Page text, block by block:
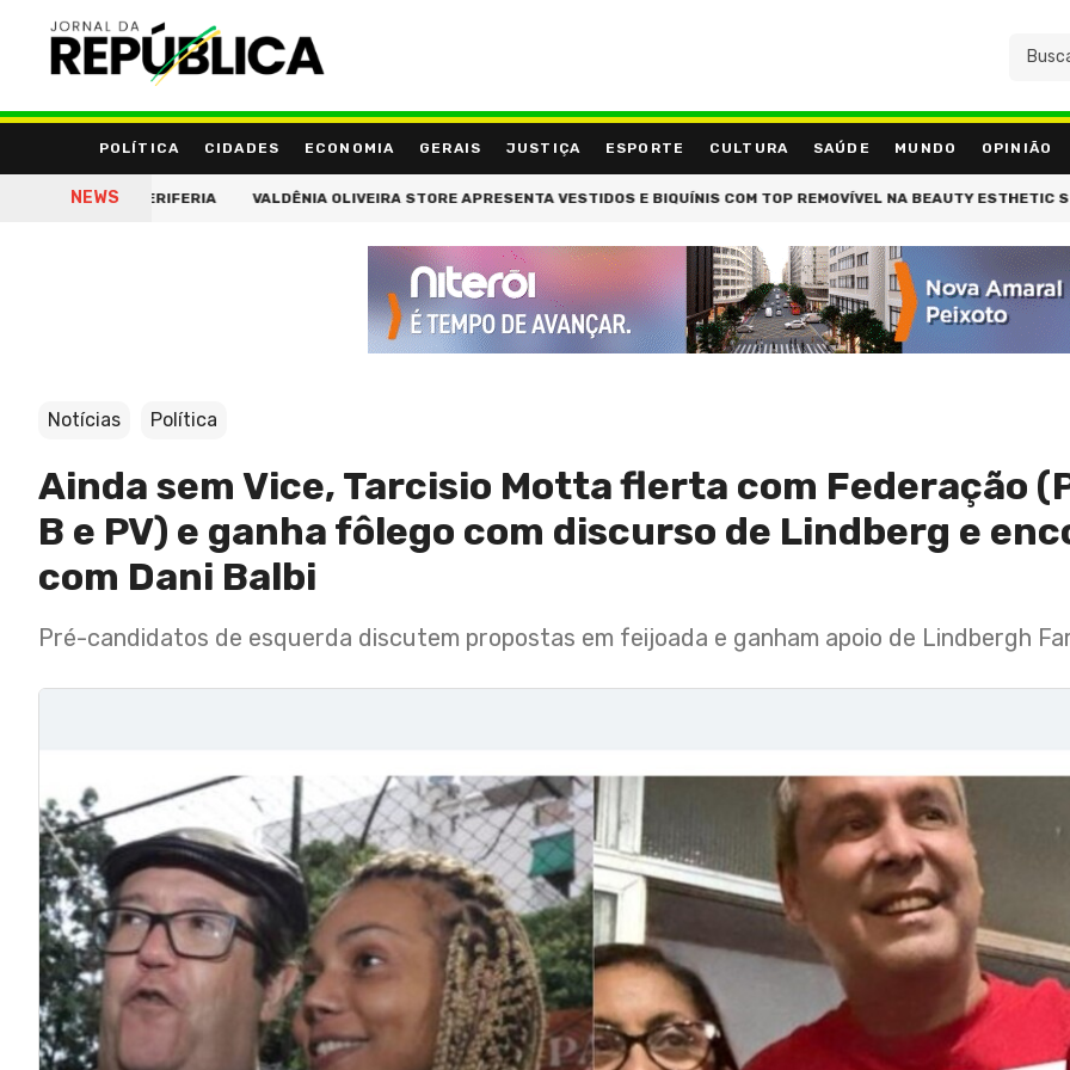
POLÍTICA CIDADES ECONOMIA GERAIS JUSTIÇA ESPORTE CULTURA SAÚDE MUNDO OPINIÃO
NEWS
DA PERIFERIA VALDÊNIA OLIVEIRA STORE APRESENTA VESTIDOS E BIQUÍNIS COM TOP REMOVÍVEL NA BEAUTY ESTHETIC SHOW E
Notícias Política
Ainda sem Vice, Tarcisio Motta flerta com Federação
B e PV) e ganha fôlego com discurso de Lindberg e
com Dani Balbi
Pré-candidatos de esquerda discutem propostas em feijoada e ganham apoio de Lindbergh